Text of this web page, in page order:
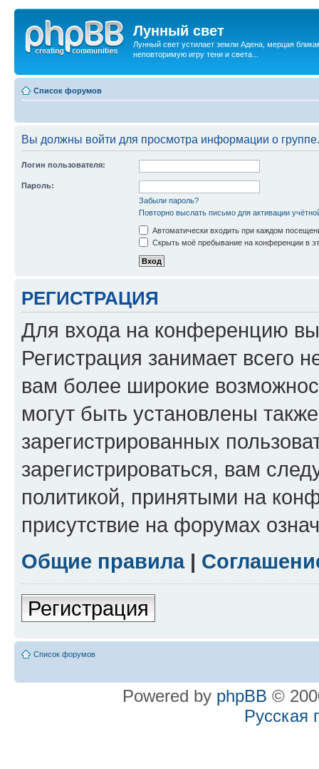
Лунный свет
Лунный свет устилает земли Адена, мерцая
неповторимую игру тени и света...
Список форумов
Вы должны войти для просмотра информации о группе.
Логин пользователя:
Пароль:
Забыли пароль?
Повторно выслать письмо для активации
Автоматически входить при каждом
Скрыть моё пребывание на конференции в
РЕГИСТРАЦИЯ
Для входа на конференцию
Регистрация занимает всего
вам более широкие
могут быть установлены
зарегистрированных
зарегистрироваться, вам
политикой, принятыми на
присутствие на форумах
Общие правила|
Регистрация
Список форумов
Powered by phpBB ©
Русская